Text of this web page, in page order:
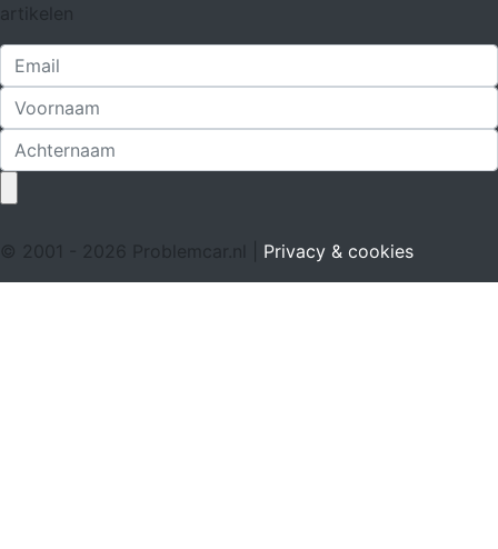
artikelen
© 2001 - 2026 Problemcar.nl | Privacy & cookies